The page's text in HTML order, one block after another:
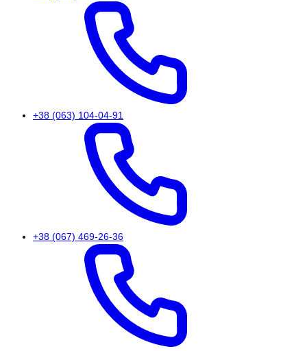
+38 (063) 104-04-91
+38 (067) 469-26-36